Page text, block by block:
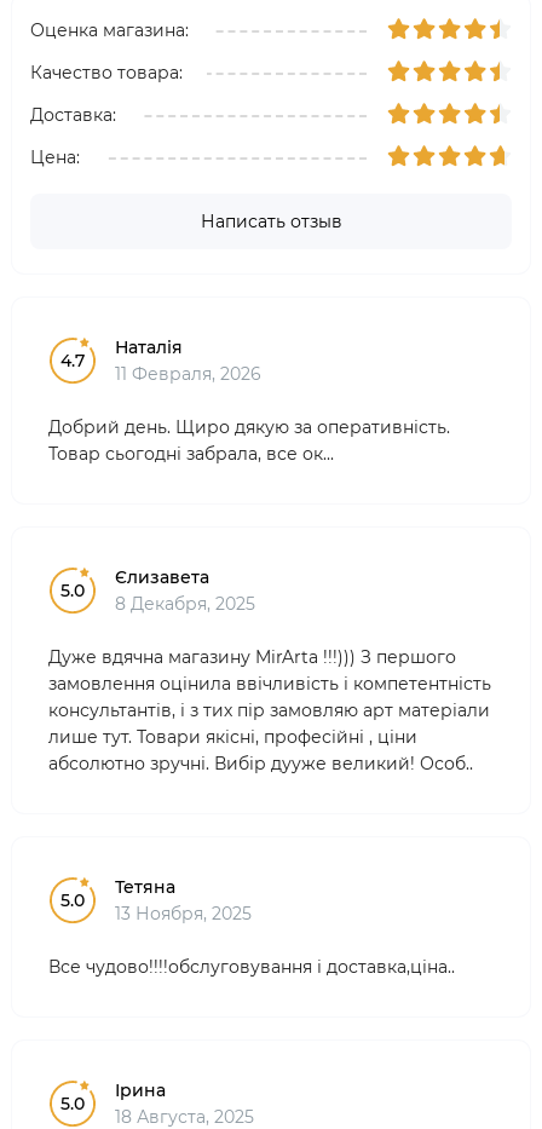
Оценка магазина:
Качество товара:
Доставка:
Цена:
Написать отзыв
4.7
Наталія
11 Февраля, 2026
Добрий день. Щиро дякую за оперативність.
Товар сьогодні забрала, все ок...
5.0
Єлизавета
8 Декабря, 2025
Дуже вдячна магазину MirArta !!!))) З першого
замовлення оцінила ввічливість і компетентність
консультантів, і з тих пір замовляю арт матеріали
лише тут. Товари якісні, професійні , ціни
абсолютно зручні. Вибір дууже великий! Особ..
5.0
Тетяна
13 Ноября, 2025
Все чудово!!!!обслуговування і доставка,ціна..
5.0
Ірина
18 Августа, 2025